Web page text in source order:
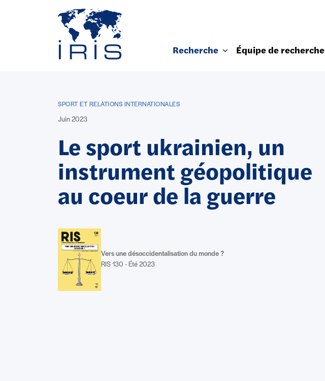
Recherche Équipe de recherche
SPORT ET RELATIONS INTERNATIONALES
Juin 2023
Le sport ukrainien, un
instrument géopolitique
au coeur de la guerre
Vers une désoccidentalisation du monde ?
RIS 130 - Été 2023